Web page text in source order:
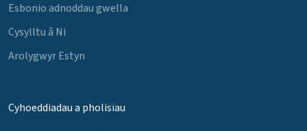
Esbonio adnoddau gwella
Cysylltu â Ni
Arolygwyr Estyn
Cyhoeddiadau a pholisïau